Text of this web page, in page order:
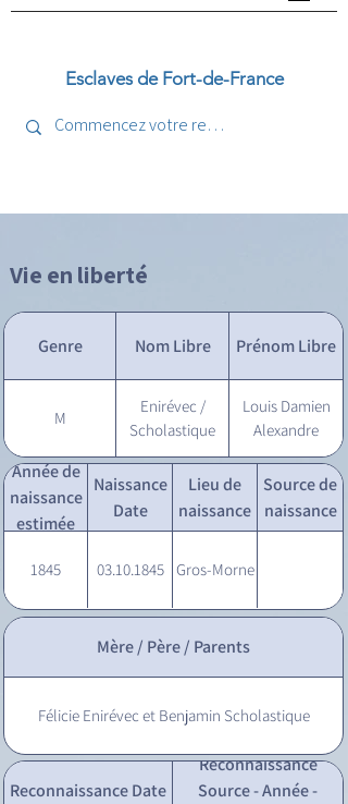
Esclaves de Fort-de-France
Vie en liberté
Genre Nom Libre Prénom Libre
M
Enirévec /
Scholastique
Louis Damien
Alexandre
Année de
naissance
estimée
Naissance
Date
Lieu de
naissance
Source de
naissance
1845 03.10.1845 Gros-Morne
Mère / Père / Parents
Félicie Enirévec et Benjamin Scholastique
Reconnaissance Date
Reconnaissance
Source - Année -